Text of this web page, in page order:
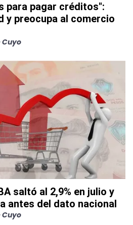
para pagar créditos":
y preocupa al comercio
Cuyo
saltó al 2,9% en julio y
antes del dato nacional
Cuyo